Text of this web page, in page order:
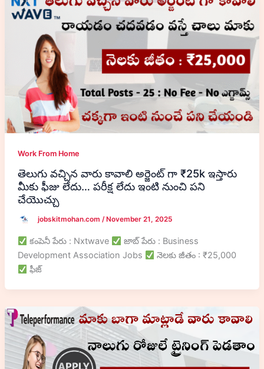
Work From Home
తెలుగు వచ్చిన వారు కావాలి అర్జెంట్ గా ₹25k ఇస్తారు
మీకు ఫీజు లేదు… పరీక్ష లేదు ఇంటి నుంచి పని
చేయొచ్చు
jobskitmohan.com / November 21, 2025
కంపెనీ పేరు : Nxtwave
జాబ్ పేరు : Business
Development Association Jobs
నెలకు జీతం : ₹25,000
ఫీజ్